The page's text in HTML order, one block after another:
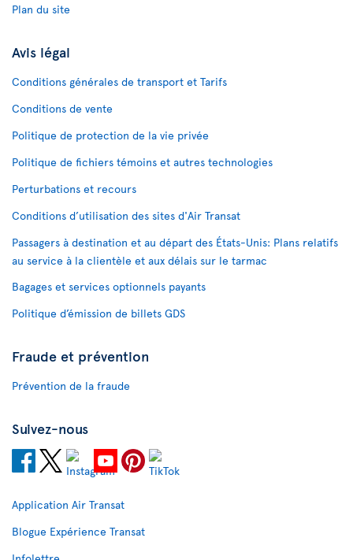
Plan du site
Avis légal
Conditions générales de transport et Tarifs
Conditions de vente
Politique de protection de la vie privée
Politique de fichiers témoins et autres technologies
Perturbations et recours
Conditions d’utilisation des sites d'Air Transat
Passagers à destination et au départ des États-Unis: Plans relatifs
au service à la clientèle et aux délais sur le tarmac
Bagages et services optionnels payants
Politique d’émission de billets GDS
Fraude et prévention
Prévention de la fraude
Suivez-nous
Application Air Transat
Blogue Expérience Transat